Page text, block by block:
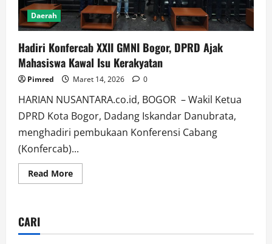
Daerah
Hadiri Konfercab XXII GMNI Bogor, DPRD Ajak
Mahasiswa Kawal Isu Kerakyatan
Pimred Maret 14, 2026 0
HARIAN NUSANTARA.co.id, BOGOR – Wakil Ketua
DPRD Kota Bogor, Dadang Iskandar Danubrata,
menghadiri pembukaan Konferensi Cabang
(Konfercab)...
Read More
CARI